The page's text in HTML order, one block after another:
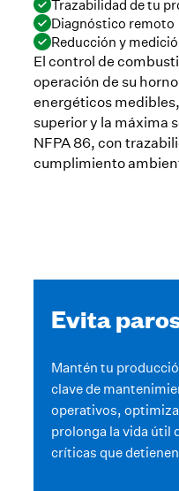
Trazabilidad de tu
Diagnóstico remoto
Reducción y
El control de
operación de su
energéticos
superior y la máxima
NFPA 86, con
cumplimiento
Evita
Mantén tu
clave de
operativos,
prolonga la vida útil
críticas que